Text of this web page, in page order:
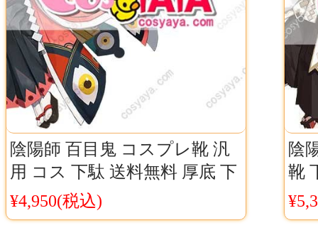
陰陽師 百目鬼 コスプレ靴 汎
用 コス 下駄 送料無料 厚底 下
駄 百目鬼 陰陽師Onmyoji
¥4,950(税込)
陰
靴
ュ